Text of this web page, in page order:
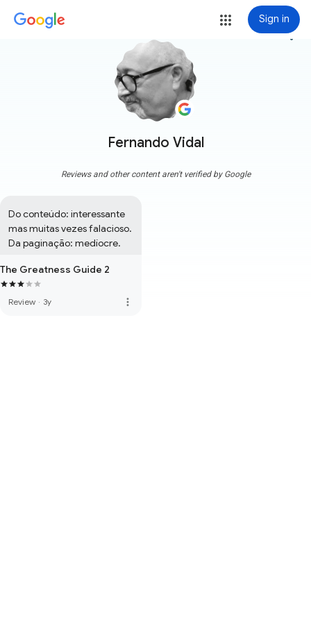
Sign in
Fernando Vidal
more_vert
Reviews and other content aren't verified by Google
Do conteúdo: interessante
mas muitas vezes falacioso.
Da paginação: medíocre.
The Greatness Guide 2
Review · 3y more_vert